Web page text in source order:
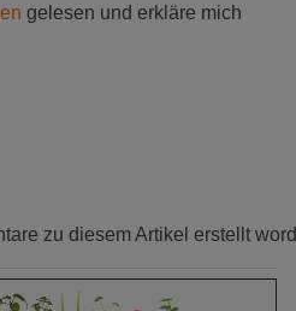
gelesen und erkläre mich
zu diesem Artikel erstellt